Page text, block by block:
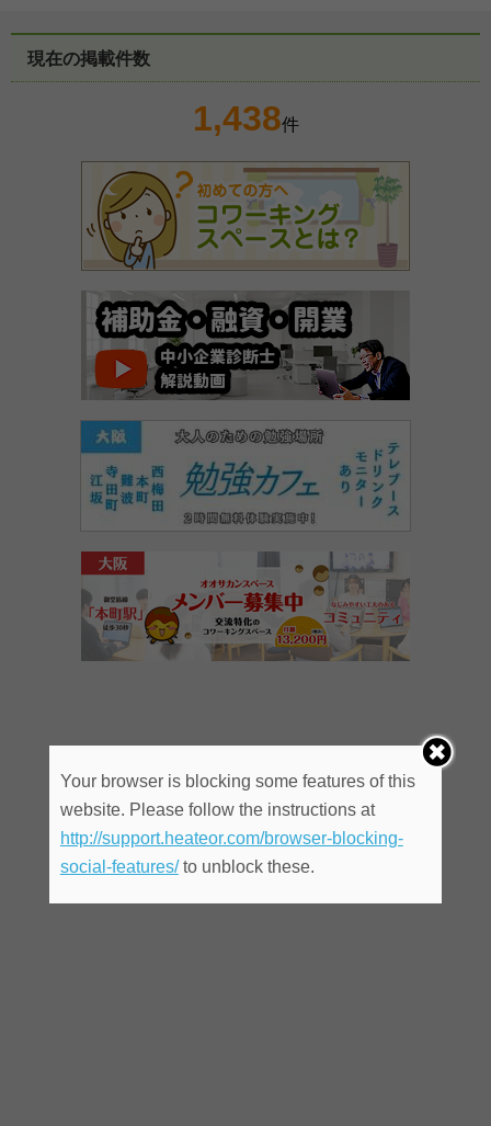
現在の掲載件数
1,438件
Your browser is blocking some features of this
website. Please follow the instructions at
http://support.heateor.com/browser-blocking-
social-features/to unblock these.